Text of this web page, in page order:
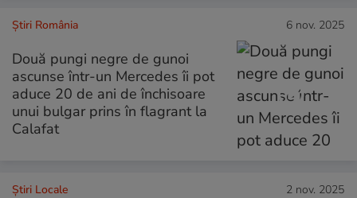
Știri România 6 nov. 2025
Două pungi negre de gunoi
ascunse într-un Mercedes îi pot
aduce 20 de ani de închisoare
unui bulgar prins în flagrant la
Calafat
Știri Locale 2 nov. 2025